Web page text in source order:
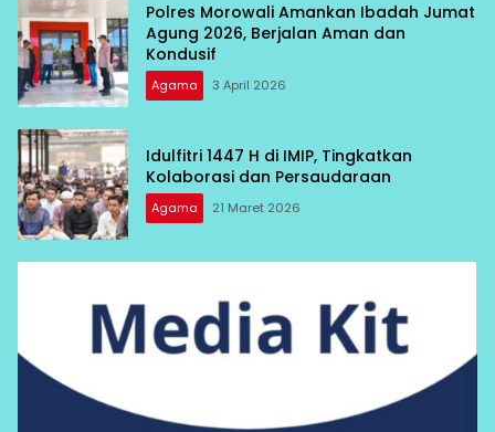
Polres Morowali Amankan Ibadah Jumat
Agung 2026, Berjalan Aman dan
Kondusif
Agama 3 April 2026
Idulfitri 1447 H di IMIP, Tingkatkan
Kolaborasi dan Persaudaraan
Agama 21 Maret 2026